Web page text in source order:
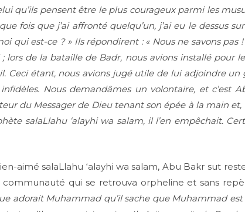
qu’ils pensent être le plus courageux parmi les
fois que j’ai affronté quelqu’un, j’ai eu le dessus
qui est-ce ? » Ils répondirent : « Nous ne savons pas
lors de la bataille de Badr, nous avions installé pour
Ceci étant, nous avions jugé utile de lui adjoindre
Nous demandâmes un volontaire, et c’est
du Messager de Dieu tenant son épée à la main et,
salaLlahu ‘alayhi wa salam, il l’en empêchait.
aimé salaLlahu ‘alayhi wa salam, Abu Bakr sut
communauté qui se retrouva orpheline et sans
adorait Muhammad qu’il sache que Muhammad